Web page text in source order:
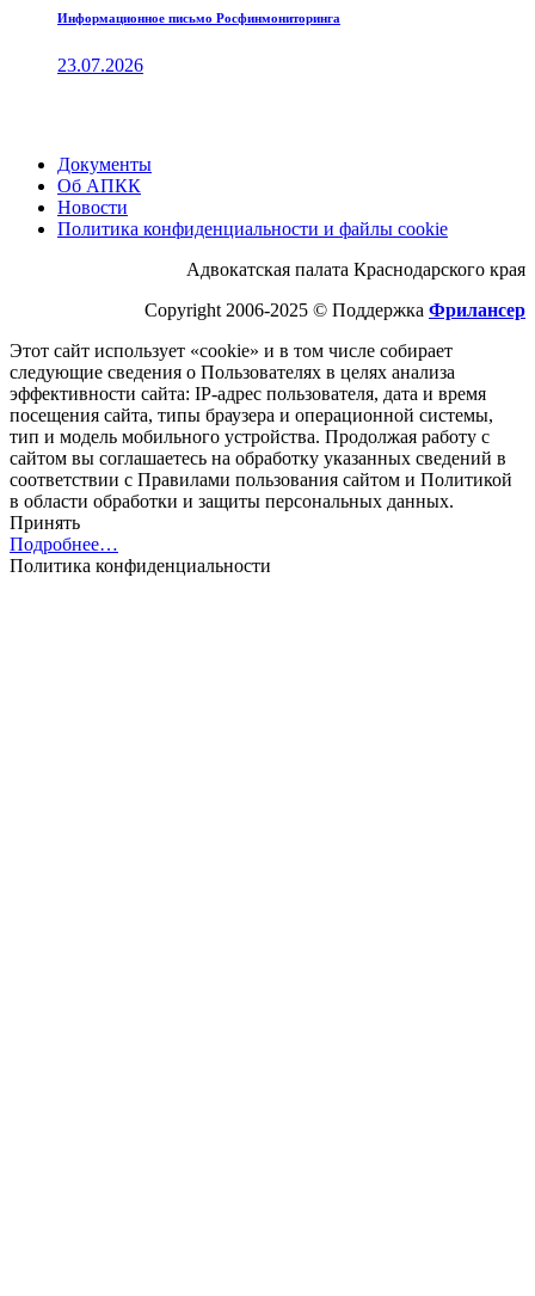
Информационное письмо Росфинмониторинга
23.07.2026
Документы
Об АПКК
Новости
Политика конфиденциальности и файлы cookie
Адвокатская палата Краснодарского края
Copyright 2006-2025 © Поддержка Фрилансер
Этот cайт использует «cookie» и в том числе собирает
следующие сведения о Пользователях в целях анализа
эффективности cайта: IP-адрес пользователя, дата и время
посещения cайта, типы браузера и операционной системы,
тип и модель мобильного устройства. Продолжая работу с
cайтом вы соглашаетесь на обработку указанных сведений в
соответствии с Правилами пользования cайтом и Политикой
в области обработки и защиты персональных данных.
Принять
Подробнее…
Политика конфиденциальности